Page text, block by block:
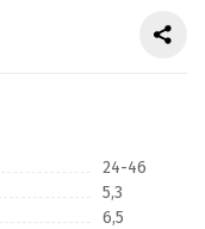
24-46
5,3
6,5